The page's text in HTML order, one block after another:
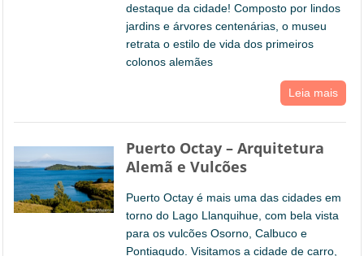
destaque da cidade! Composto por lindos
jardins e árvores centenárias, o museu
retrata o estilo de vida dos primeiros
colonos alemães
Leia mais
Puerto Octay – Arquitetura
Alemã e Vulcões
Puerto Octay é mais uma das cidades em
torno do Lago Llanquihue, com bela vista
para os vulcões Osorno, Calbuco e
Pontiagudo. Visitamos a cidade de carro,